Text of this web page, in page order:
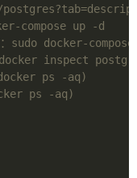
compose up -d
sudo docker-compose
docker inspect
ps -aq)
ps -aq)